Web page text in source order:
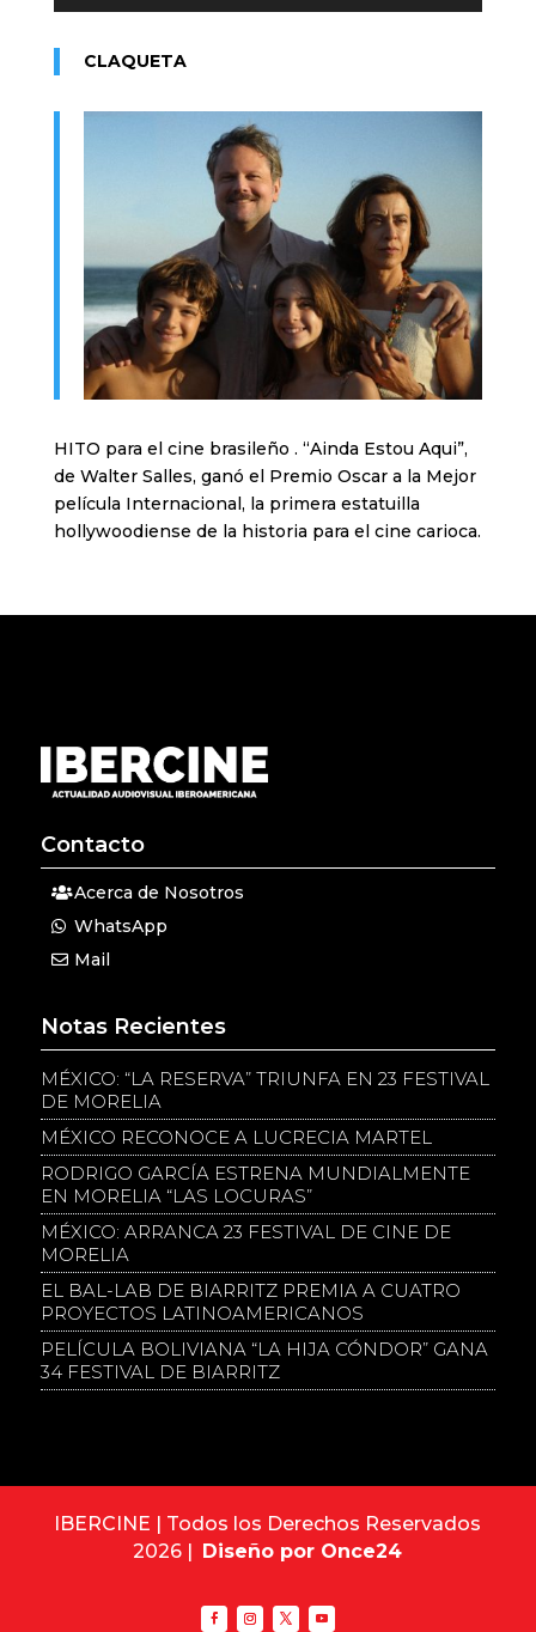
CLAQUETA
HITO para el cine brasileño . “Ainda Estou Aqui”,
de Walter Salles, ganó el Premio Oscar a la Mejor
película Internacional, la primera estatuilla
hollywoodiense de la historia para el cine carioca.
Contacto
Acerca de Nosotros
WhatsApp
Mail
Notas Recientes
MÉXICO: “LA RESERVA” TRIUNFA EN 23 FESTIVAL
DE MORELIA
MÉXICO RECONOCE A LUCRECIA MARTEL
RODRIGO GARCÍA ESTRENA MUNDIALMENTE
EN MORELIA “LAS LOCURAS”
MÉXICO: ARRANCA 23 FESTIVAL DE CINE DE
MORELIA
EL BAL-LAB DE BIARRITZ PREMIA A CUATRO
PROYECTOS LATINOAMERICANOS
PELÍCULA BOLIVIANA “LA HIJA CÓNDOR” GANA
34 FESTIVAL DE BIARRITZ
IBERCINE | Todos los Derechos Reservados
2026 |
Diseño por Once24